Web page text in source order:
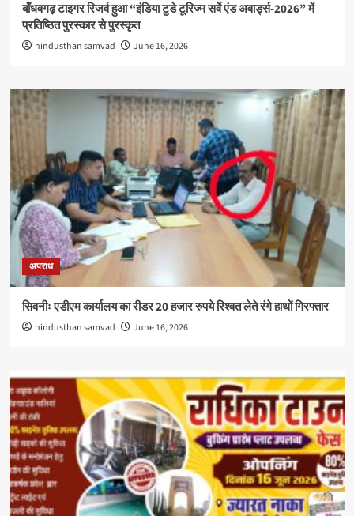
बाँधवगढ़ टाइगर रिजर्व हुआ “इंडिया टुडे टूरिज्म सर्वे एंड अवार्ड्स-2026” में
प्रतिष्ठित पुरस्कार से पुरस्कृत
hindusthan samvad June 16, 2026
अपराध
सिवनीः एडीएम कार्यालय का रीडर 20 हजार रुपये रिश्वत लेते रंगे हाथों गिरफ्तार
hindusthan samvad June 16, 2026